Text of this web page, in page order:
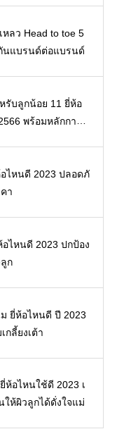
ลว Head to toe 5
นแบรนด์ต่อแบรนด์
รับลูกน้อย 11 ยี่ห้อ
พร้อมหลักการเ
ไหนดี 2023 ปลอดภั
า
อไหนดี 2023 ปกป้อง
ก
ยี่ห้อไหนดี ปี 2023
กลี้ยงเต้า
ห้อไหนใช้ดี 2023 เ
ห้ผิวลูกได้ดั่งใจแม่